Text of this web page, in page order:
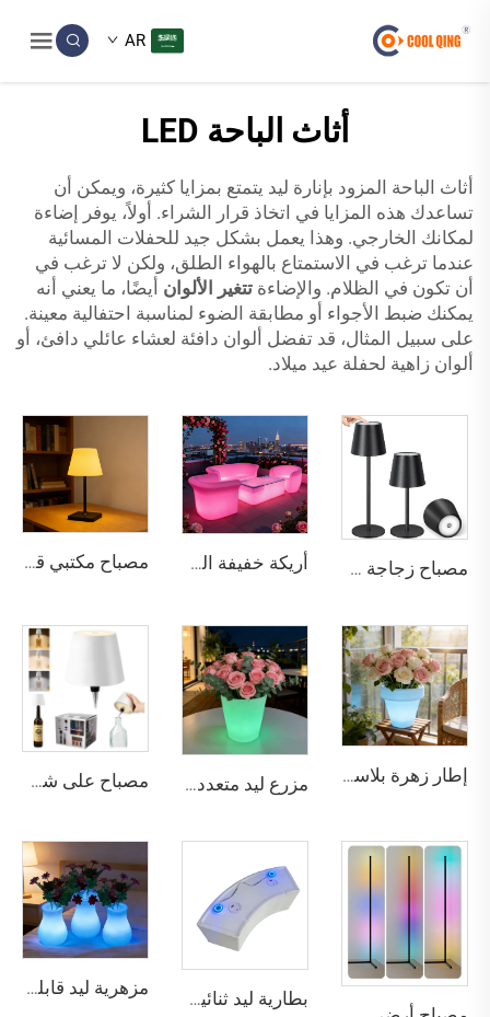
AR
أثاث الباحة LED
أثاث الباحة المزود بإنارة ليد يتمتع بمزايا كثيرة، ويمكن أن
تساعدك هذه المزايا في اتخاذ قرار الشراء. أولاً، يوفر إضاءة
لمكانك الخارجي. وهذا يعمل بشكل جيد للحفلات المسائية
عندما ترغب في الاستمتاع بالهواء الطلق، ولكن لا ترغب في
أن تكون في الظلام. والإضاءة تتغير الألوان أيضًا، ما يعني أنه
يمكنك ضبط الأجواء أو مطابقة الضوء لمناسبة احتفالية معينة.
على سبيل المثال، قد تفضل ألوان دافئة لعشاء عائلي دافئ، أو
ألوان زاهية لحفلة عيد ميلاد.
مصباح زجاجة لاسلكي متعدد الألوان مع تعتيم على ثلاث مستويات، وتثبيت ثلاثي المستويات أريكة خفيفة الوزن مقاومة للماء وقابلة لإعادة الشحن بالليد مناسبة للبار والأنشطة الخارجية مصباح مكتبي قابل لإعادة الشحن باللمس ثنائي الألوان بدون تدرجات إضاءة
إطار زهرة بلاستيكي خفيف الوزن قابل لإعادة الشحن ومتوهج بالليد مع تغيير الألوان مزرع ليد متعدد الألوان قابل لإعادة الشحن - إطارات زهرية مضيئة مقاومة للماء للديكور الخارجي، مناسبة للبار والساحة والحفلات مصباح على شكل زجاجة قابل للشحن عبر منفذ USB مع إضاءة تعمل باللمس وقابلة للتغميق بثلاثة ألوان مناسبة لمختلف المشاهد
بطارية ليد ثنائية النواة للإضاءة في أثاث البار وديكور الحفلات
مزهرية ليد قابلة لإعادة الشحن وإلى التعتيم عن بعد، مناسبة للنوم والغرفة المعيشة والشقة والفندق والفيلا والبار وديكور الاستقبال